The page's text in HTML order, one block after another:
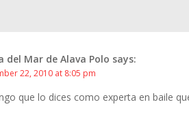
del Mar de Alava Polo says:
22, 2010 at 8:05 pm
que lo dices como experta en baile